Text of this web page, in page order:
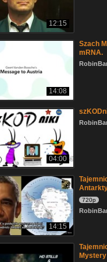
12:15
14:08
Szach
mRNA.
04:00
14:15
720p